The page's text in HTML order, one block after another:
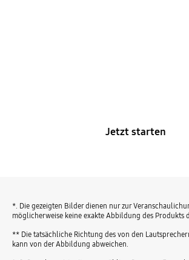
Jetzt starten
*. Die gezeigten Bilder dienen nur zur
möglicherweise keine exakte Abbildung des Produkts
** Die tatsächliche Richtung des von den
kann von der Abbildung abweichen.